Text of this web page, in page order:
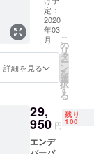
あった
・住所
変更を
プロ
ト実行
者へ連
により
再配送
または
転送と
なった
際は、
ります
ので、
了承下
部のデ
ザイ
ン、仕
様につ
きまし
なる場
合がご
す。ご
サイズ
表をご
確認の
上、お
選びい
ただき
ますよ
しま
す。 ※
価格は
送料・
定：
2020
年03
月
詳細を見る
こ
の
リ
タ
ー
ン
を
選
択
す
る
29,
950 円
残り
100
エンデ